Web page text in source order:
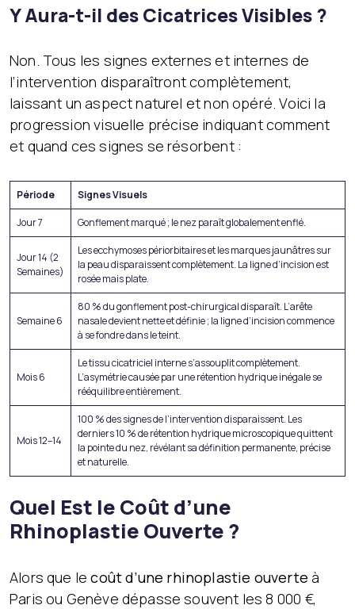
Y Aura-t-il des Cicatrices Visibles ?
Non. Tous les signes externes et internes de
l’intervention disparaîtront complètement,
laissant un aspect naturel et non opéré. Voici la
progression visuelle précise indiquant comment
et quand ces signes se résorbent :
Période Signes Visuels
Jour 7 Gonflement marqué ; le nez paraît globalement enflé.
Jour 14 (2
Semaines)
Les ecchymoses périorbitaires et les marques jaunâtres sur
la peau disparaissent complètement. La ligne d’incision est
rosée mais plate.
Semaine 6
80 % du gonflement post-chirurgical disparaît. L’arête
nasale devient nette et définie ; la ligne d’incision commence
à se fondre dans le teint.
Mois 6
Le tissu cicatriciel interne s’assouplit complètement.
L’asymétrie causée par une rétention hydrique inégale se
rééquilibre entièrement.
Mois 12–14
100 % des signes de l’intervention disparaissent. Les
derniers 10 % de rétention hydrique microscopique quittent
la pointe du nez, révélant sa définition permanente, précise
et naturelle.
Quel Est le Coût d’une
Rhinoplastie Ouverte ?
Alors que lecoût d’une rhinoplastie ouverte à
Paris ou Genève dépasse souvent les 8 000 €,